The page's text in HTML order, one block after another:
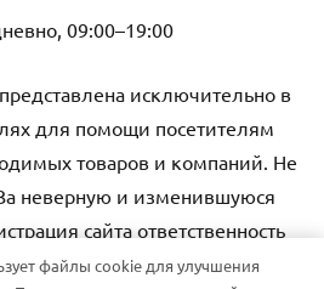
09:00–19:00
исключительно в
для помощи посетителям
товаров и компаний. Не
неверную и изменившуюся
сайта ответственность
файлы cookie для улучшения